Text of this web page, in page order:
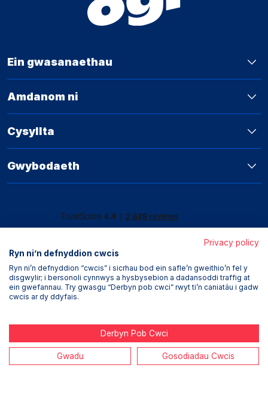
Ein gwasanaethau
Amdanom ni
Cysyllta
Gwybodaeth
Tŷ Ogi, 114-116 Heol Eglwys Fair, Caerdydd, CF10 1DY.
Privacy policy
Ryn ni’n defnyddion cwcis
Ryn ni’n defnyddion “cwcis” i sicrhau bod ein safle’n gweithio’n fel y
disgwylir; i bersonoli cynnwys a hysbysebion a dadansoddi traffig at
ein gwefannau. Try gwasgu “Derbyn pob cwci” rwyt ti’n caniatáu i gadw
cwcis ar dy ddyfais.
Derbyn Pob Cwci
Gwadu Gosodiadau Cwcis